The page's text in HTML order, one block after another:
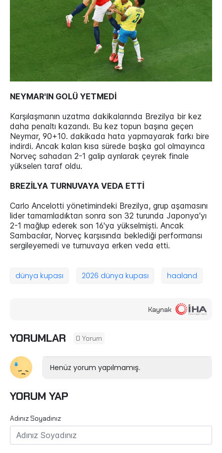
NEYMAR'IN GOLÜ YETMEDİ
Karşılaşmanın uzatma dakikalarında Brezilya bir kez
daha penaltı kazandı. Bu kez topun başına geçen
Neymar, 90+10. dakikada hata yapmayarak farkı bire
indirdi. Ancak kalan kısa sürede başka gol olmayınca
Norveç sahadan 2-1 galip ayrılarak çeyrek finale
yükselen taraf oldu.
BREZİLYA TURNUVAYA VEDA ETTİ
Carlo Ancelotti yönetimindeki Brezilya, grup aşamasını
lider tamamladıktan sonra son 32 turunda Japonya'yı
2-1 mağlup ederek son 16'ya yükselmişti. Ancak
Sambacılar, Norveç karşısında beklediği performansı
sergileyemedi ve turnuvaya erken veda etti.
dünya kupası 2026 dünya kupası haaland
Kaynak
YORUMLAR 0 Yorum
Henüz yorum yapılmamış.
YORUM YAP
Adınız Soyadınız